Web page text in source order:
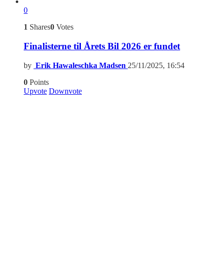
0
1 Shares0 Votes
Finalisterne til Årets Bil 2026 er fundet
by Erik Hawaleschka Madsen 25/11/2025, 16:54
0 Points
Upvote Downvote